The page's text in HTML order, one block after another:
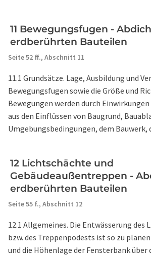
11 Bewegungsfugen -
erdberührten Bauteilen
Seite 52 ff., Abschnitt 11
11.1 Grundsätze. Lage, Ausbildung und
Bewegungsfugen sowie die Größe und
Bewegungen werden durch
aus den Einflüssen von Baugrund,
Umgebungsbedingungen, dem Bauwerk,
12 Lichtschächte und
Gebäudeaußentreppen -
erdberührten Bauteilen
Seite 55 f., Abschnitt 12
12.1 Allgemeines. Die Entwässerung des
bzw. des Treppenpodests ist so zu
und die Höhenlage der Fensterbank über